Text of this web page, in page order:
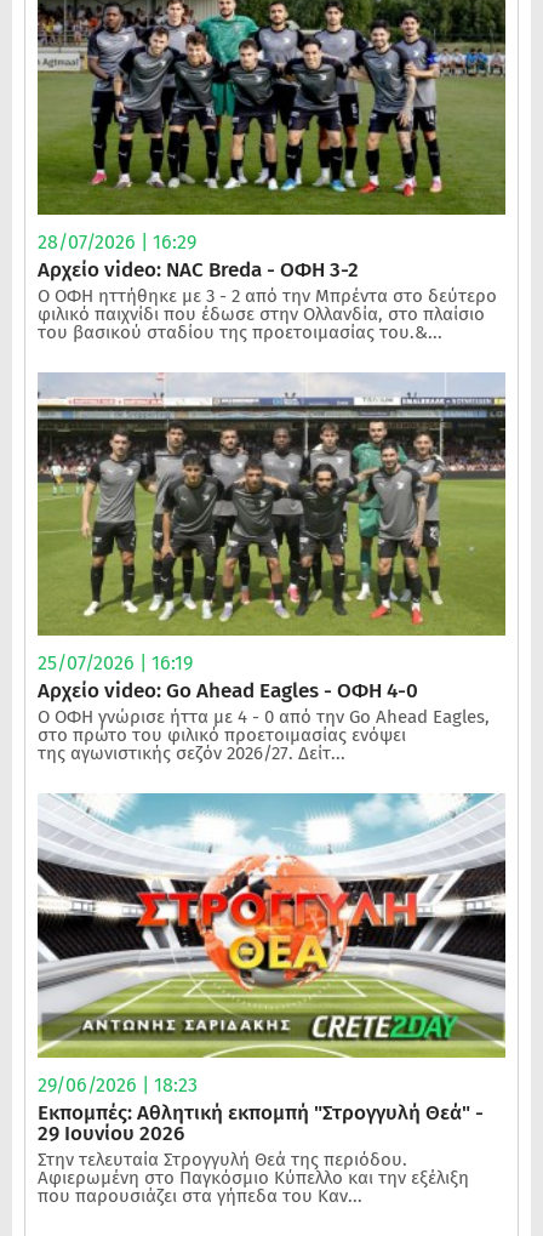
28/07/2026 | 16:29
Αρχείο video: NAC Breda - ΟΦΗ 3-2
Ο ΟΦΗ ηττήθηκε με 3 - 2 από την Μπρέντα στο δεύτερο
φιλικό παιχνίδι που έδωσε στην Ολλανδία, στο πλαίσιο
του βασικού σταδίου της προετοιμασίας του.&...
25/07/2026 | 16:19
Αρχείο video: Go Ahead Eagles - ΟΦΗ 4-0
Ο ΟΦΗ γνώρισε ήττα με 4 - 0 από την Go Ahead Eagles,
στο πρώτο του φιλικό προετοιμασίας ενόψει
της αγωνιστικής σεζόν 2026/27. Δείτ...
29/06/2026 | 18:23
Εκπομπές: Αθλητική εκπομπή "Στρογγυλή Θεά" -
29 Ιουνίου 2026
Στην τελευταία Στρογγυλή Θεά της περιόδου.
Αφιερωμένη στο Παγκόσμιο Κύπελλο και την εξέλιξη
που παρουσιάζει στα γήπεδα του Καν...